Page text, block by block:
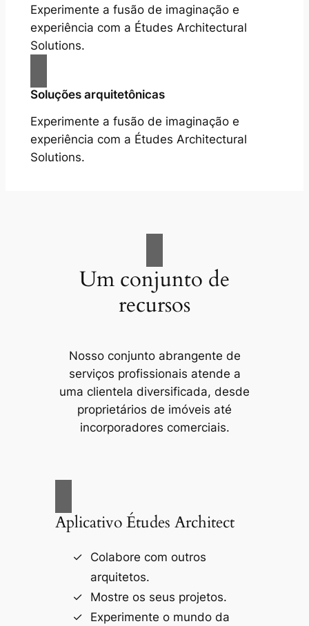
Experimente a fusão de imaginação e
experiência com a Études Architectural
Solutions.
Soluções arquitetônicas
Experimente a fusão de imaginação e
experiência com a Études Architectural
Solutions.
Um conjunto de
recursos
Nosso conjunto abrangente de
serviços profissionais atende a
uma clientela diversificada, desde
proprietários de imóveis até
incorporadores comerciais.
Aplicativo Études Architect
Colabore com outros
arquitetos.
Mostre os seus projetos.
Experimente o mundo da